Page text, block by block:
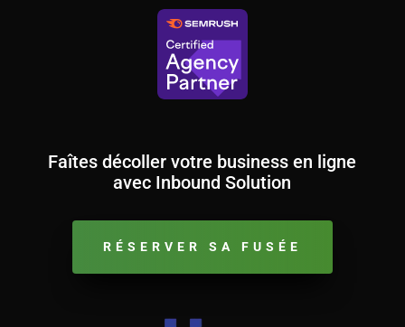
Faîtes décoller votre business en ligne
avec Inbound Solution
RÉSERVER SA FUSÉE